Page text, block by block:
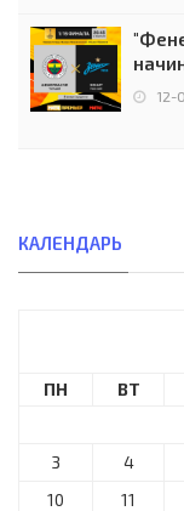
12-
КАЛЕНДАРЬ
ПН ВТ
3
4
10
11